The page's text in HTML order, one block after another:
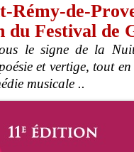
Rémy-de-
du Festival de
le signe de la
et vertige, tout
musicale ..